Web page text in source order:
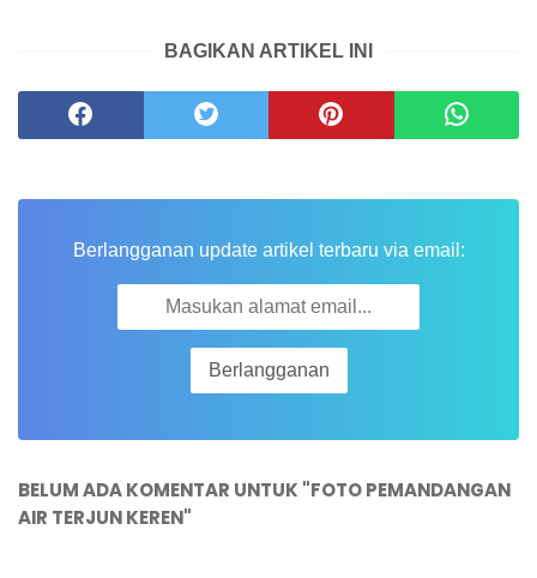
BAGIKAN ARTIKEL INI
Berlangganan update artikel terbaru via email:
BELUM ADA KOMENTAR UNTUK "FOTO PEMANDANGAN
AIR TERJUN KEREN"